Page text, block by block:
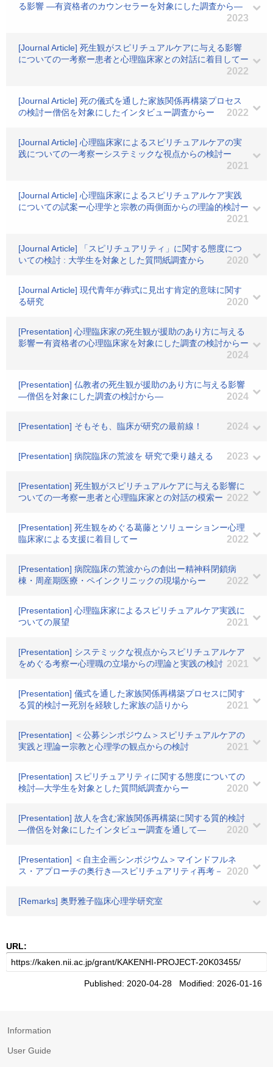
る影響 ―有資格者のカウンセラーを対象にした調査から―
2023
[Journal Article] 死生観がスピリチュアルケアに与える影響
についての一考察ー患者と心理臨床家との対話に着目してー
2022
[Journal Article] 死の儀式を通した家族関係再構築プロセス
の検討ー僧侶を対象にしたインタビュー調査からー
2022
[Journal Article] 心理臨床家によるスピリチュアルケアの実
践についての一考察ーシステミックな視点からの検討ー
2021
[Journal Article] 心理臨床家によるスピリチュアルケア実践
についての試案ー心理学と宗教の両側面からの理論的検討ー
2021
[Journal Article] 「スピリチュアリティ」に関する態度につ
いての検討 : 大学生を対象とした質問紙調査から
2020
[Journal Article] 現代青年が葬式に見出す肯定的意味に関す
る研究
2020
[Presentation] 心理臨床家の死生観が援助のあり方に与える
影響ー有資格者の心理臨床家を対象にした調査の検討からー
2024
[Presentation] 仏教者の死生観が援助のあり方に与える影響
―僧侶を対象にした調査の検討から―
2024
[Presentation] そもそも、臨床が研究の最前線！ 2024
[Presentation] 病院臨床の荒波を 研究で乗り越える 2023
[Presentation] 死生観がスピリチュアルケアに与える影響に
ついての一考察ー患者と心理臨床家との対話の模索ー 2022
[Presentation] 死生観をめぐる葛藤とソリューションー心理
臨床家による支援に着目してー
2022
[Presentation] 病院臨床の荒波からの創出ー精神科閉鎖病
棟・周産期医療・ペインクリニックの現場からー
2022
[Presentation] 心理臨床家によるスピリチュアルケア実践に
ついての展望
2021
[Presentation] システミックな視点からスピリチュアルケア
をめぐる考察ー心理職の立場からの理論と実践の検討 2021
[Presentation] 儀式を通した家族関係再構築プロセスに関す
る質的検討ー死別を経験した家族の語りから
2021
[Presentation] ＜公募シンポジウム＞スピリチュアルケアの
実践と理論ー宗教と心理学の観点からの検討
2021
[Presentation] スピリチュアリティに関する態度についての
検討―大学生を対象とした質問紙調査からー
2020
[Presentation] 故人を含む家族関係再構築に関する質的検討
―僧侶を対象にしたインタビュー調査を通して―
2020
[Presentation] ＜自主企画シンポジウム＞マインドフルネ
ス・アプローチの奥行き―スピリチュアリティ再考－
2020
[Remarks] 奥野雅子臨床心理学研究室
URL:
Published: 2020-04-28 Modified: 2026-01-16
Information
User Guide